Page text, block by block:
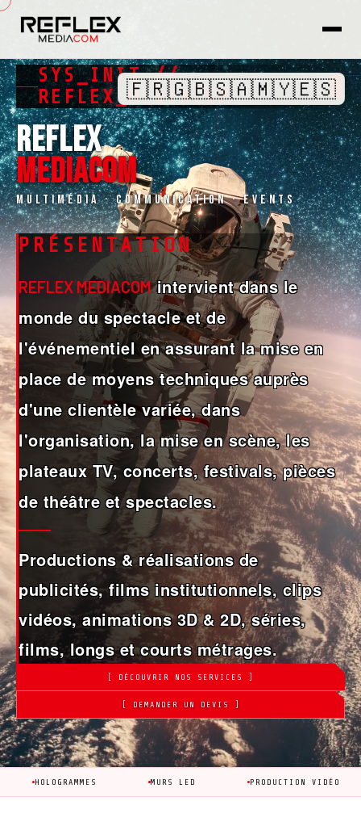
SYS_INIT //
REFLEX_MEDIACOM
REFLEX
MEDIACOM
Multimédia · Communication · Events
PRÉSENTATION
REFLEX MEDIACOMintervient dans le
monde du spectacle et de
l'événementiel en assurant la mise en
place de moyens techniques auprès
d'une clientèle variée, dans
l'organisation, la mise en scène, les
plateaux TV, concerts, festivals, pièces
de théâtre et spectacles.
Productions & réalisations de
publicités, films institutionnels, clips
vidéos, animations 3D & 2D, séries,
films, longs et courts métrages.
[ DÉCOUVRIR NOS SERVICES ]
[ DEMANDER UN DEVIS ]
MURS LED PRODUCTION VIDÉO
🇫🇷🇬🇧🇸🇦🇲🇾🇪🇸